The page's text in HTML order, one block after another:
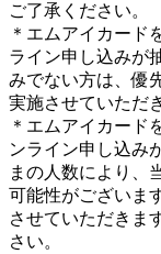
ご了承ください。
＊エムアイカード
ライン申し込みが
みでない方は、優
実施させていただ
＊エムアイカード
ンライン申し込み
まの人数により、
可能性がございま
させていただきま
さい。